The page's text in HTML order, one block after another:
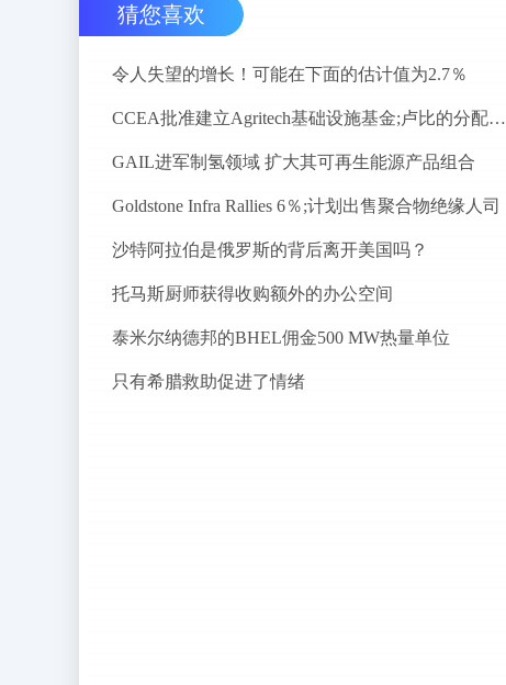
猜您喜欢
令人失望的增长！可能在下面的估计值为2.7％
CCEA批准建立Agritech基础设施基金;卢比的分配预算。200亿卢比
GAIL进军制氢领域 扩大其可再生能源产品组合
Goldstone Infra Rallies 6％;计划出售聚合物绝缘人司
沙特阿拉伯是俄罗斯的背后离开美国吗？
托马斯厨师获得收购额外的办公空间
泰米尔纳德邦的BHEL佣金500 MW热量单位
只有希腊救助促进了情绪